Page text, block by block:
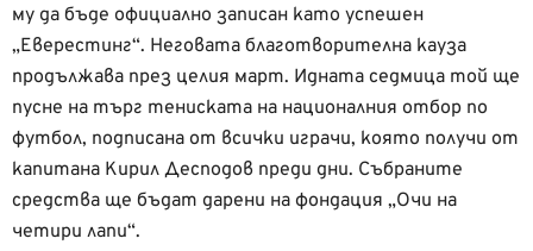
му да бъде официално записан като успешен
„Еверестинг“. Неговата благотворителна кауза
продължава през целия март. Идната седмица той ще
пусне на търг тениската на националния отбор по
футбол, подписана от всички играчи, която получи от
капитана Кирил Десподов преди дни. Събраните
средства ще бъдат дарени на фондация „Очи на
четири лапи“.